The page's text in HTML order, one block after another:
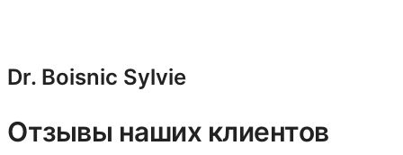
Dr. Boisnic Sylvie
Отзывы наших клиентов